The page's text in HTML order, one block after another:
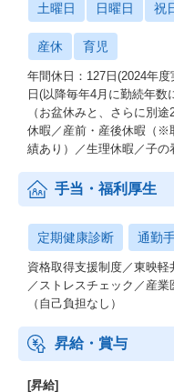
土曜日 日曜日 祝
産休 育児
年間休日：127日(2024年
日(以降毎年4月に勤続年
（お盆休みと、さらに別
休暇／産前・産後休暇（※
績あり）／生理休暇／子の
手当・福利厚生
定期健康診断 通勤
資格取得支援制度／東映
／ストレスチェック／産
（自己負担なし）
昇給・賞与
[昇給]